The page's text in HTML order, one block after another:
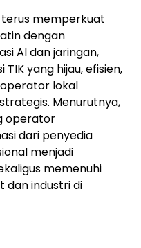
terus memperkuat
dengan
AI dan jaringan,
yang hijau, efisien,
lokal
Menurutnya,
operator
dari penyedia
menjadi
memenuhi
dan industri di